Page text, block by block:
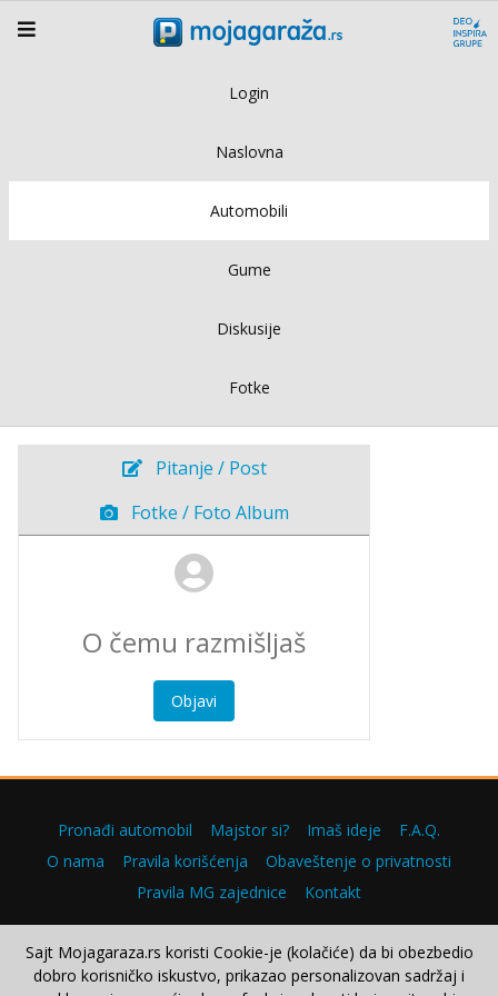
Login
Naslovna
Automobili
Gume
Diskusije
Fotke
Pitanje / Post
Fotke / Foto Album
Objavi
Pronađi automobil Majstor si? Imaš ideje
F.A.Q.
O nama
Pravila korišćenja
Obaveštenje o privatnosti
Pravila MG zajednice
Kontakt
Copyright © 2000–2026.
Sajt Mojagaraza.rs koristi Cookie-je (kolačiće) da bi obezbedio
dobro korisničko iskustvo, prikazao personalizovan sadržaj i